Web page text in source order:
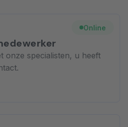
onze specialisten, u heeft